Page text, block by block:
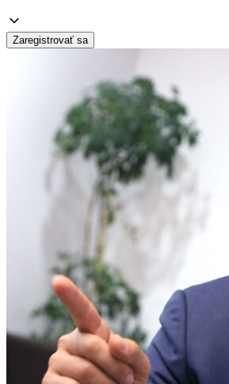
Zaregistrovať sa